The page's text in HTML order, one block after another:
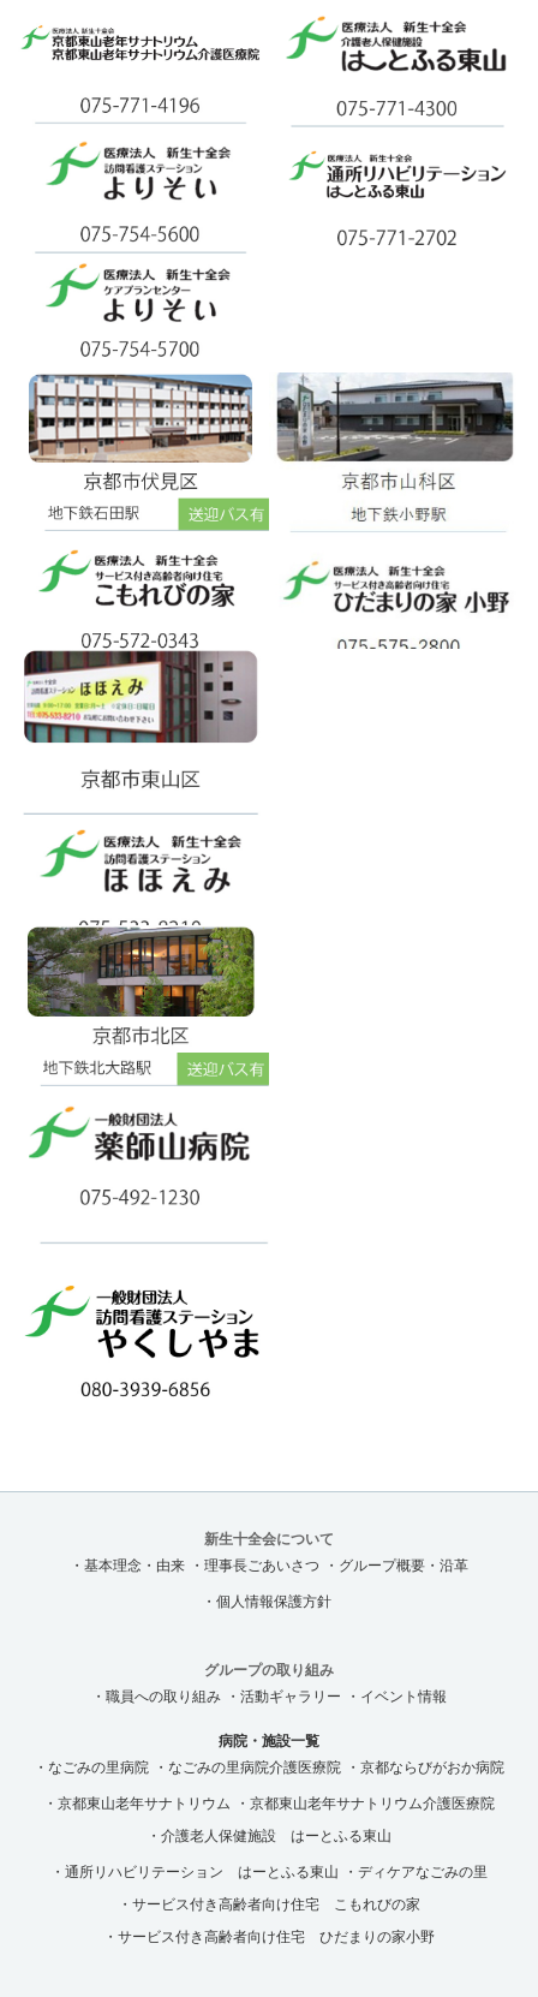
新生十全会について
・基本理念・由来
・理事長ごあいさつ ・グループ概要・沿革
・個人情報保護方針
グループの取り組み
・職員への取り組み
・活動ギャラリー ・イベント情報
病院・施設一覧
・なごみの里病院
・なごみの里病院介護医療院 ・京都ならびがおか病院
・京都東山老年サナトリウム
・京都東山老年サナトリウム介護医療院
・介護老人保健施設 はーとふる東山
・通所リハビリテーション はーとふる東山
・ディケアなごみの里
・サービス付き高齢者向け住宅 こもれびの家
・サービス付き高齢者向け住宅 ひだまりの家小野